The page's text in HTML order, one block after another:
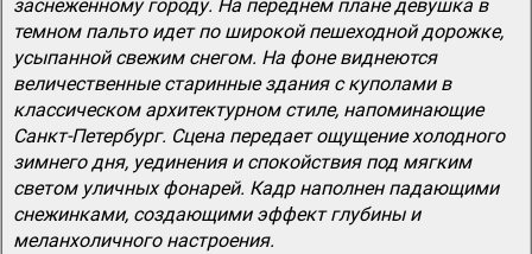
заснеженному городу. На переднем плане девушка в
темном пальто идет по широкой пешеходной дорожке,
усыпанной свежим снегом. На фоне виднеются
величественные старинные здания с куполами в
классическом архитектурном стиле, напоминающие
Санкт-Петербург. Сцена передает ощущение холодного
зимнего дня, уединения и спокойствия под мягким
светом уличных фонарей. Кадр наполнен падающими
снежинками, создающими эффект глубины и
меланхоличного настроения.